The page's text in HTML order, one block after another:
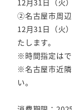
12月31日（火
②名古屋市周
12月31日（火
たします。
※時間指定はで
※名古屋市近
い。